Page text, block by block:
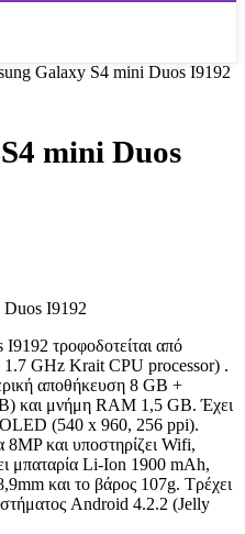
Galaxy S4 mini Duos I9192
mini Duos
τροφοδοτείται από
1.7 GHz Krait CPU processor) .
αποθήκευση 8 GB +
και μνήμη RAM 1,5 GB. Έχει
(540 x 960, 256 ppi).
και υποστηρίζει Wifi,
μπαταρία Li-Ion 1900 mAh,
και το βάρος 107g. Τρέχει
Android 4.2.2 (Jelly